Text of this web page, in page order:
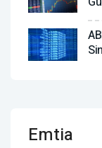
Emtia